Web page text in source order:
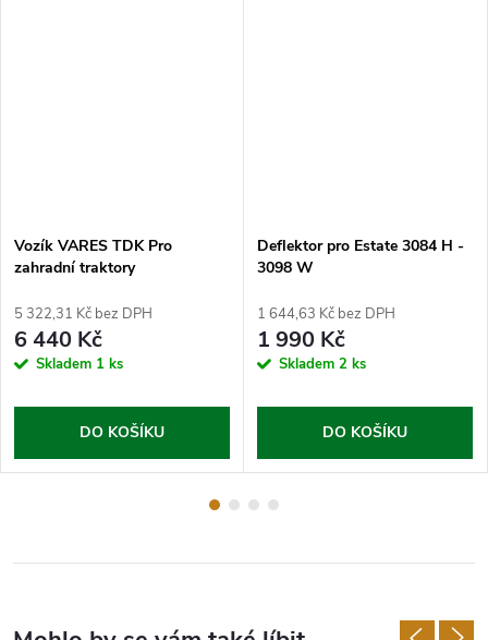
Vozík VARES TDK Pro
zahradní traktory
5 322,31 Kč bez DPH
6 440 Kč
Skladem 1 ks
DO KOŠÍKU
Deflektor pro Estate 3084 H -
3098 W
1 644,63 Kč bez DPH
1 990 Kč
Skladem 2 ks
DO KOŠÍKU